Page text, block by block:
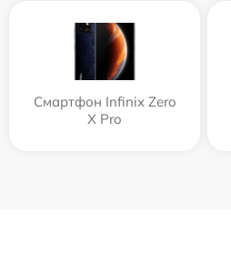
Смартфон Infinix Zero
X Pro